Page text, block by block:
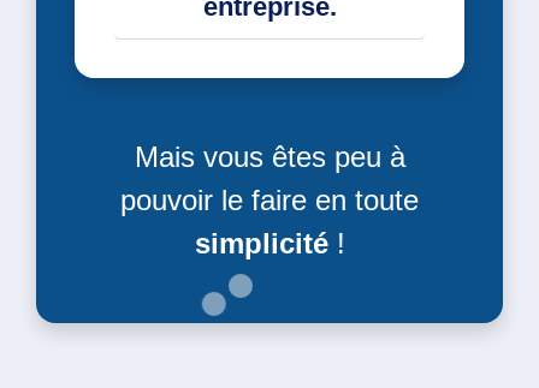
entreprise.
Mais vous êtes peu à
pouvoir le faire en toute
simplicité!